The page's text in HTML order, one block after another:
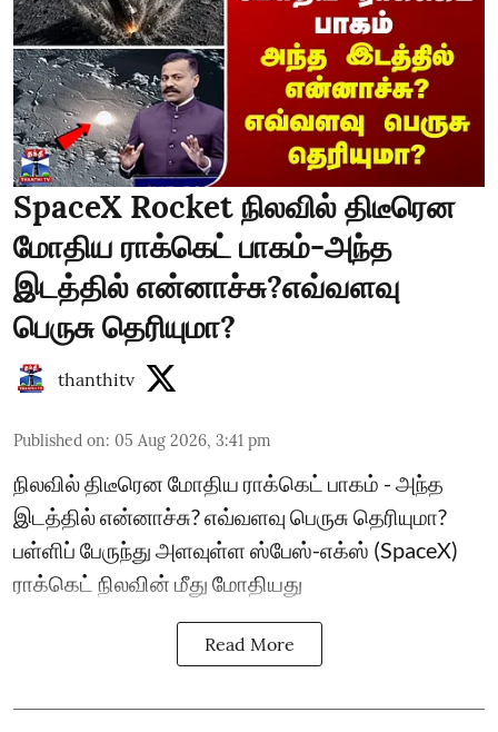
SpaceX Rocket நிலவில் திடீரென
மோதிய ராக்கெட் பாகம்-அந்த
இடத்தில் என்னாச்சு?எவ்வளவு
பெருசு தெரியுமா?
thanthitv
Published on: 05 Aug 2026, 3:41 pm
நிலவில் திடீரென மோதிய ராக்கெட் பாகம் - அந்த
இடத்தில் என்னாச்சு? எவ்வளவு பெருசு தெரியுமா?
பள்ளிப் பேருந்து அளவுள்ள ஸ்பேஸ்-எக்ஸ் (SpaceX)
ராக்கெட் நிலவின் மீது மோதியது
Read More